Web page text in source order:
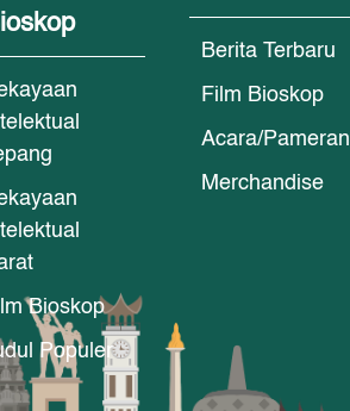
Bioskop
Populer
Berita Terbaru
Film Bioskop
Acara/Pameran
Merchandise